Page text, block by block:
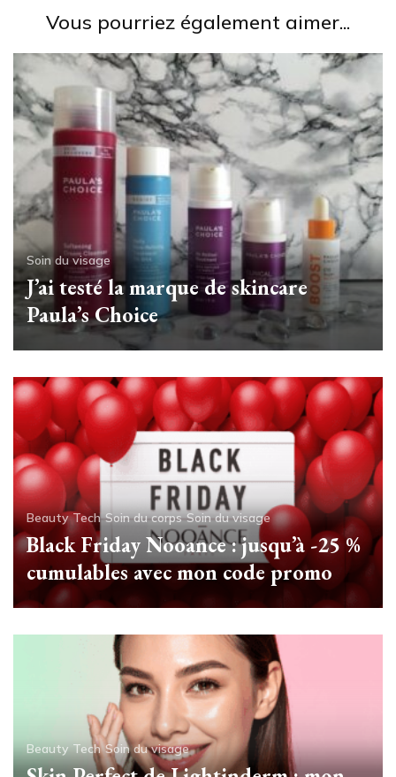
Vous pourriez également aimer...
Soin du visage
J’ai testé la marque de skincare
Paula’s Choice
Beauty Tech Soin du corps Soin du visage
Black Friday Nooance : jusqu’à -25 %
cumulables avec mon code promo
Beauty Tech Soin du visage